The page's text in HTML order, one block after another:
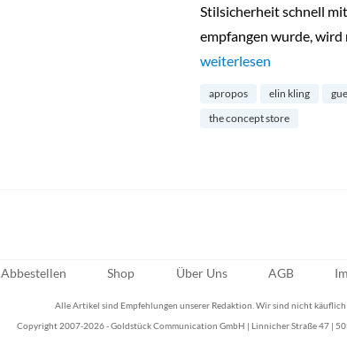
Stilsicherheit schnell
empfangen wurde,
„Elin Kling für Guess by
weiterlesen
apropos elin kling
the concept store
Abbestellen Shop Über Uns AGB
Alle Artikel sind Empfehlungen unserer Redaktion. Wir sind nicht käuflich
Copyright 2007-2026 - Goldstück Communication GmbH | Linnicher Straße 47 |